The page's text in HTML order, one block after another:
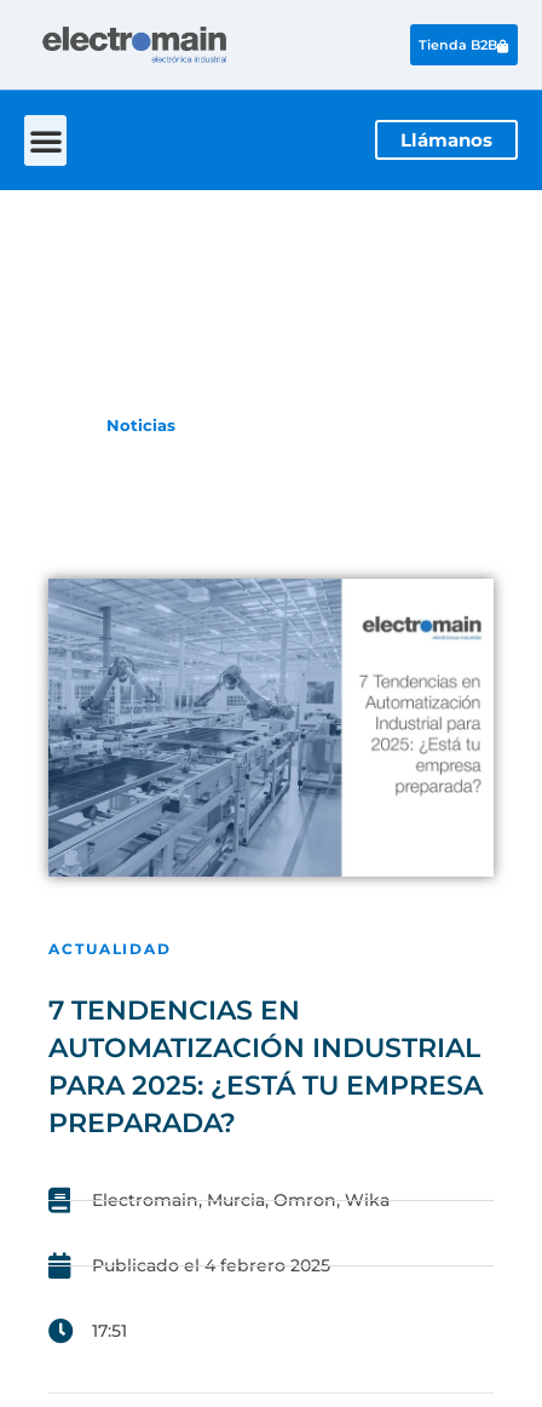
Tienda B2B
Llámanos
Noticias
ACTUALIDAD
7 TENDENCIAS EN
AUTOMATIZACIÓN INDUSTRIAL
PARA 2025: ¿ESTÁ TU EMPRESA
PREPARADA?
Electromain,Murcia,Omron,Wika
Publicado el 4 febrero 2025
17:51